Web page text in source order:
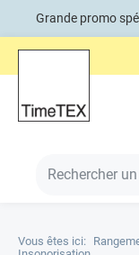
Grande promo
Vous êtes ici: